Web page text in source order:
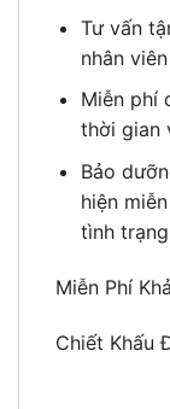
Tư vấn
nhân
Miễn phí
thời gian
Bảo
hiện
tình
Miễn Phí
Chiết Khấu